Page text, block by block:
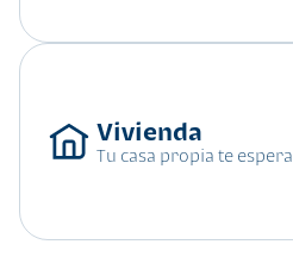
Tu casa propia te espera